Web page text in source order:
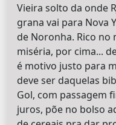
Vieira solto da onde
grana vai para Nova
de Noronha. Rico no
miséria, por cima...
é motivo justo para
deve ser daquelas
Gol, com passagem
juros, põe no bolso